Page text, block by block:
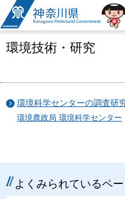
神奈川県
環境技術・研究
環境科学センターの調査研
環境農政局 環境科学センター
よくみられているペ